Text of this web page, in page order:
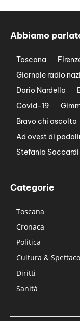
Abbiamo
Toscana
Giornale radio
Dario Nardella
Covid-19
Bravo chi ascolta
Ad ovest di
Stefania Saccardi
Categorie
Toscana
Cronaca
Politica
Cultura &
Diritti
Sanità